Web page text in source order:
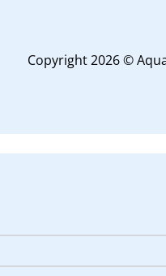
Copyright 2026 ©